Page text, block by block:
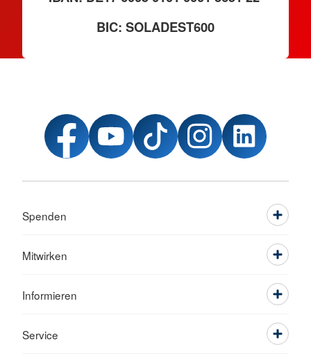
BIC: SOLADEST600
Spenden
Mitwirken
Informieren
Service